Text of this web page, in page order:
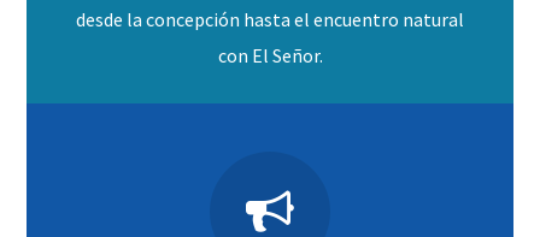
desde la concepción hasta el encuentro natural
con El Señor.